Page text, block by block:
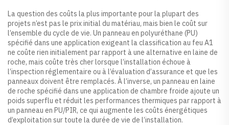
La question des coûts la plus importante pour la plupart des
projets n’est pas le prix initial du matériau, mais bien le coût sur
l’ensemble du cycle de vie. Un panneau en polyuréthane (PU)
spécifié dans une application exigeant la classification au feu A1
ne coûte rien initialement par rapport à une alternative en laine de
roche, mais coûte très cher lorsque l’installation échoue à
l’inspection réglementaire ou à l’évaluation d’assurance et que les
panneaux doivent être remplacés. À l’inverse, un panneau en laine
de roche spécifié dans une application de chambre froide ajoute un
poids superflu et réduit les performances thermiques par rapport à
un panneau en PU/PIR, ce qui augmente les coûts énergétiques
d’exploitation sur toute la durée de vie de l’installation.